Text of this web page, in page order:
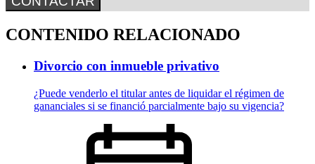
CONTENIDO RELACIONADO
Divorcio con inmueble privativo
¿Puede venderlo el titular antes de liquidar el régimen de
gananciales si se financió parcialmente bajo su vigencia?